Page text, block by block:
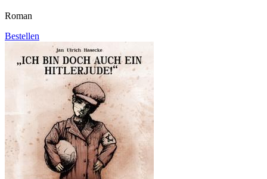
Roman
Bestellen